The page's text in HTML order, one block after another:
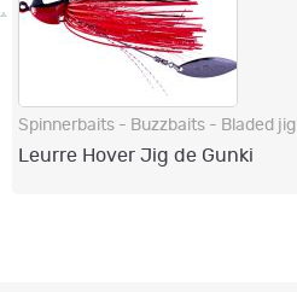
Spinnerbaits - Buzzbaits - Bladed jig
Leurre Hover Jig de Gunki